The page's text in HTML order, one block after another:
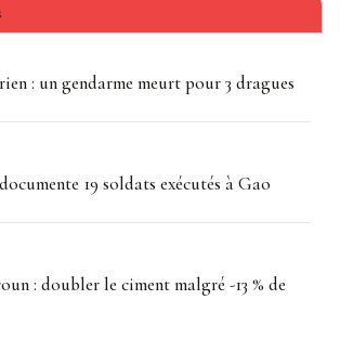
: un gendarme meurt pour 3 dragues
19 soldats exécutés à Gao
: doubler le ciment malgré -13 % de